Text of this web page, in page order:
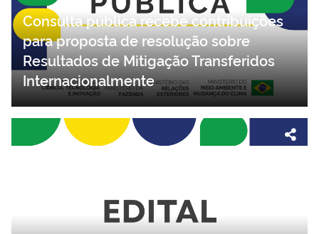
Consulta pública recebe contribuições
para proposta de resolução sobre
Resultados de Mitigação Transferidos
Internacionalmente